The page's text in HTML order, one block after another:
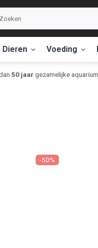
Dieren Voeding
50 jaar gezamelijke
-50%